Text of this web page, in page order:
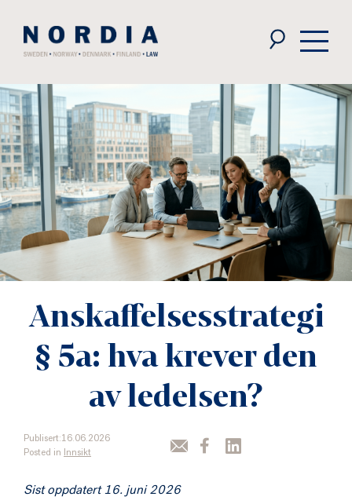
Law
Anskaffelsesstrategi
§ 5a: hva krever den
av ledelsen?
Publisert:16.06.2026
Posted in Innsikt
Sist oppdatert 16. juni 2026